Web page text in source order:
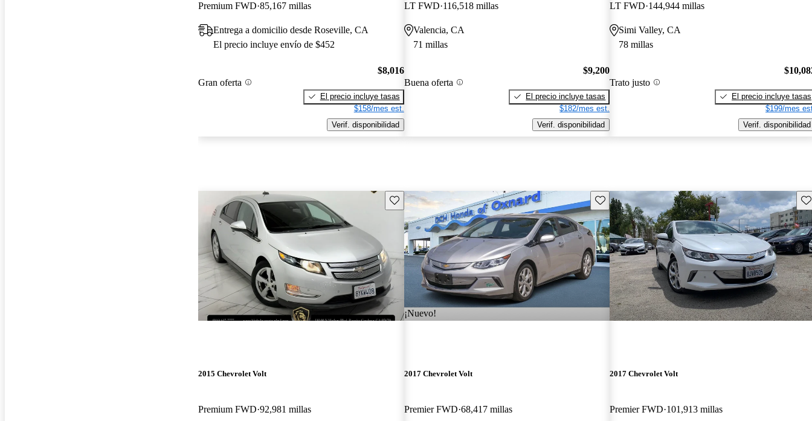
Premium FWD 85,167 millas
Entrega a domicilio desde Roseville, CA
El precio incluye envío de $452
Gran oferta
$8,016
El precio incluye tasas
$158/mes est.
Verif. disponibilidad
LT FWD 116,518 millas
Valencia, CA
71 millas
Buena oferta
$9,200
El precio incluye tasas
$182/mes est.
Verif. disponibilidad
LT FWD 144,944 millas
Simi Valley, CA
78 millas
Trato justo
El precio incluye tasas
$199/mes
Verif. disponibilidad
Guarda este Aviso
2015 Chevrolet Volt
Premium FWD 92,981 millas
¡Nuevo!
Guarda este Aviso
2017 Chevrolet Volt
Premier FWD 68,417 millas
2017 Chevrolet Volt
Premier FWD 101,913 millas